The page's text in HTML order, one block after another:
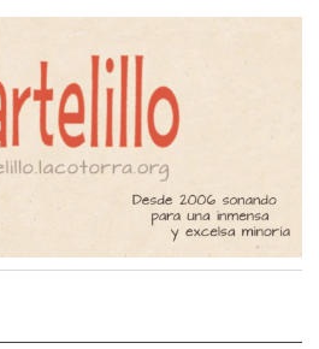
de radio de música
Podcast